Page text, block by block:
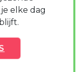
elke dag